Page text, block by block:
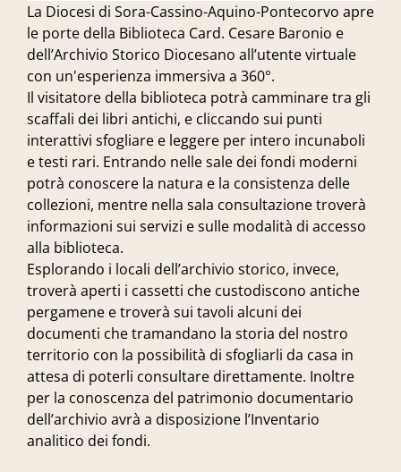
La Diocesi di Sora-Cassino-Aquino-Pontecorvo apre
le porte della Biblioteca Card. Cesare Baronio e
dell’Archivio Storico Diocesano all’utente virtuale
con un'esperienza immersiva a 360°.
Il visitatore della biblioteca potrà camminare tra gli
scaffali dei libri antichi, e cliccando sui punti
interattivi sfogliare e leggere per intero incunaboli
e testi rari. Entrando nelle sale dei fondi moderni
potrà conoscere la natura e la consistenza delle
collezioni, mentre nella sala consultazione troverà
informazioni sui servizi e sulle modalità di accesso
alla biblioteca.
Esplorando i locali dell’archivio storico, invece,
troverà aperti i cassetti che custodiscono antiche
pergamene e troverà sui tavoli alcuni dei
documenti che tramandano la storia del nostro
territorio con la possibilità di sfogliarli da casa in
attesa di poterli consultare direttamente. Inoltre
per la conoscenza del patrimonio documentario
dell’archivio avrà a disposizione l’Inventario
analitico dei fondi.